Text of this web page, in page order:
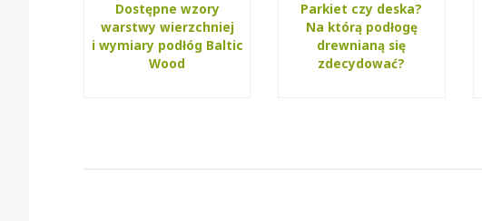
Dostępne wzory
warstwy wierzchniej
i wymiary podłóg Baltic
Wood
Parkiet czy deska?
Na którą podłogę
drewnianą się
zdecydować?